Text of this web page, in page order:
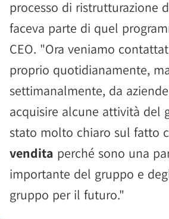
processo di ristrutturazione
faceva parte di quel
CEO. "Ora veniamo
proprio quotidianamente,
settimanalmente, da
acquisire alcune attività del
stato molto chiaro sul fatto
vendita perché sono una
importante del gruppo e
gruppo per il futuro."